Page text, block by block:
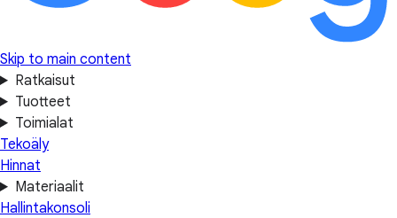
Skip to main content
Ratkaisut
Tuotteet
Toimialat
Tekoäly
Hinnat
Materiaalit
Hallintakonsoli